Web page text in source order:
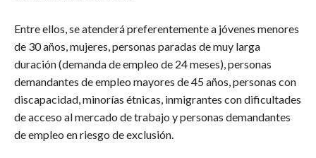
Entre ellos, se atenderá preferentemente a jóvenes menores
de 30 años, mujeres, personas paradas de muy larga
duración (demanda de empleo de 24 meses), personas
demandantes de empleo mayores de 45 años, personas con
discapacidad, minorías étnicas, inmigrantes con dificultades
de acceso al mercado de trabajo y personas demandantes
de empleo en riesgo de exclusión.